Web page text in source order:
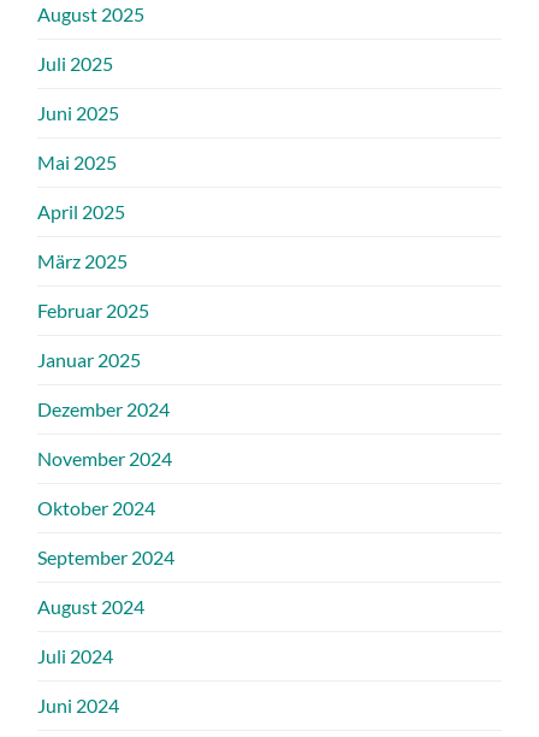
August 2025
Juli 2025
Juni 2025
Mai 2025
April 2025
März 2025
Februar 2025
Januar 2025
Dezember 2024
November 2024
Oktober 2024
September 2024
August 2024
Juli 2024
Juni 2024